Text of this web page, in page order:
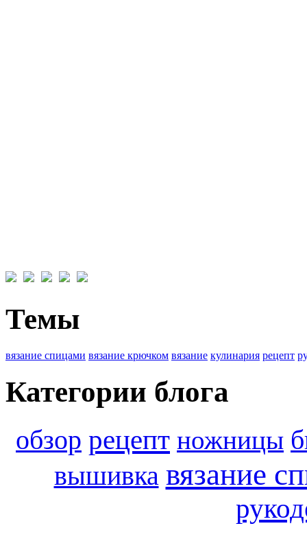
Темы
вязание спицами вязание крючком вязание кулинария рецепт
Категории блога
обзор рецепт ножницы
вышивка вязание